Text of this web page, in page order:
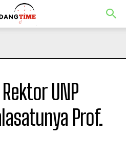
UNP
Prof.